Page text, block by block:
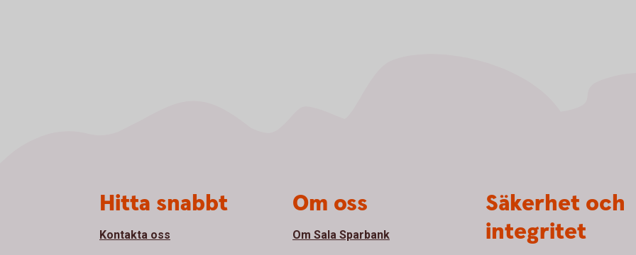
Hitta snabbt
Kontakta oss
Om oss
Om Sala Sparbank
Säkerhet och
integritet